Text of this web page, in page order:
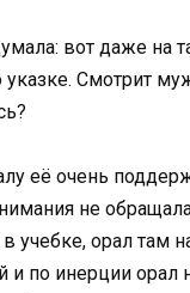
вот даже на
Смотрит
её очень
не
орал там
по инерции орал